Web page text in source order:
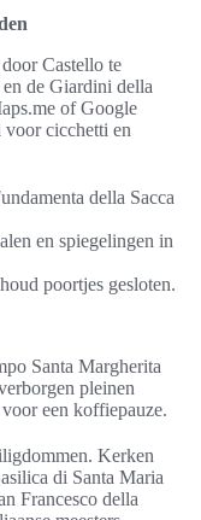
Castello te
en de Giardini della
of Google
cicchetti en
della Sacca
en spiegelingen in
poortjes gesloten.
Santa Margherita
pleinen
een koffiepauze.
Kerken
di Santa Maria
Francesco della